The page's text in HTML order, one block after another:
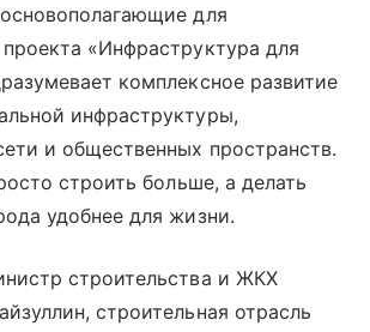
для
«Инфраструктура для
комплексное развитие
инфраструктуры,
и общественных пространств.
строить больше, а делать
удобнее для жизни.
строительства и ЖКХ
строительная отрасль